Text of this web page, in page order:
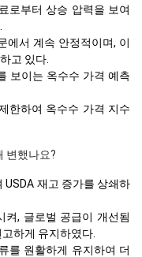
로부터 상승 압력을 보여
에서 계속 안정적이며, 이
고 있다.
보이는 옥수수 가격 예측
한하여 옥수수 가격 지수
변했나요?
USDA 재고 증가를 상쇄하
켜, 글로벌 공급이 개선됨
하게 유지하였다.
를 원활하게 유지하여 더